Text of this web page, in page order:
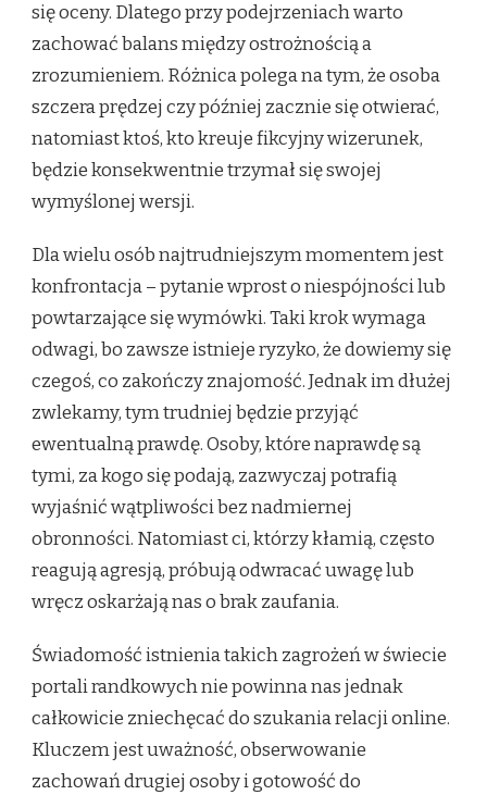
się oceny. Dlatego przy podejrzeniach warto
zachować balans między ostrożnością a
zrozumieniem. Różnica polega na tym, że osoba
szczera prędzej czy później zacznie się otwierać,
natomiast ktoś, kto kreuje fikcyjny wizerunek,
będzie konsekwentnie trzymał się swojej
wymyślonej wersji.
Dla wielu osób najtrudniejszym momentem jest
konfrontacja – pytanie wprost o niespójności lub
powtarzające się wymówki. Taki krok wymaga
odwagi, bo zawsze istnieje ryzyko, że dowiemy się
czegoś, co zakończy znajomość. Jednak im dłużej
zwlekamy, tym trudniej będzie przyjąć
ewentualną prawdę. Osoby, które naprawdę są
tymi, za kogo się podają, zazwyczaj potrafią
wyjaśnić wątpliwości bez nadmiernej
obronności. Natomiast ci, którzy kłamią, często
reagują agresją, próbują odwracać uwagę lub
wręcz oskarżają nas o brak zaufania.
Świadomość istnienia takich zagrożeń w świecie
portali randkowych nie powinna nas jednak
całkowicie zniechęcać do szukania relacji online.
Kluczem jest uważność, obserwowanie
zachowań drugiej osoby i gotowość do